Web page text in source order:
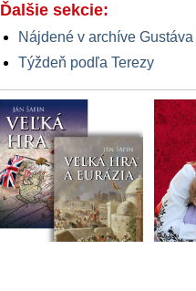
Ďalšie sekcie:
Nájdené v archíve
Týždeň podľa Terezy